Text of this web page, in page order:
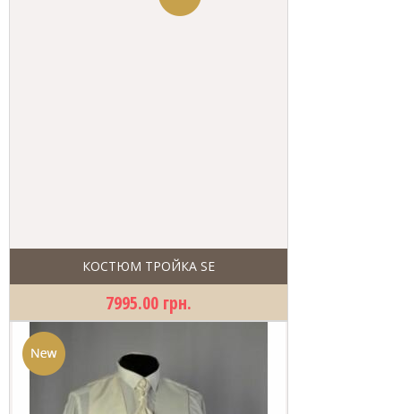
КОСТЮМ ТРОЙКА SE
7995.00 грн.